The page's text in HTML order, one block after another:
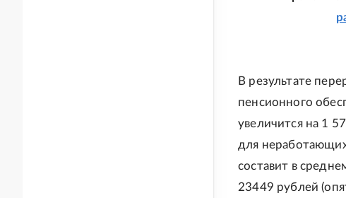
В результате
пенсионного
увеличится на 1
для
составит в
23449 рублей